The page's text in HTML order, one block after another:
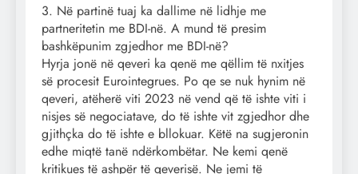
3. Në partinë tuaj ka dallime në lidhje me
partneritetin me BDI-në. A mund të presim
bashkëpunim zgjedhor me BDI-në?
Hyrja jonë në qeveri ka qenë me qëllim të nxitjes
së procesit Eurointegrues. Po qe se nuk hynim në
qeveri, atëherë viti 2023 në vend që të ishte viti i
nisjes së negociatave, do të ishte vit zgjedhor dhe
gjithçka do të ishte e bllokuar. Këtë na sugjeronin
edhe miqtë tanë ndërkombëtar. Ne kemi qenë
kritikues të ashpër të qeverisë. Ne jemi të